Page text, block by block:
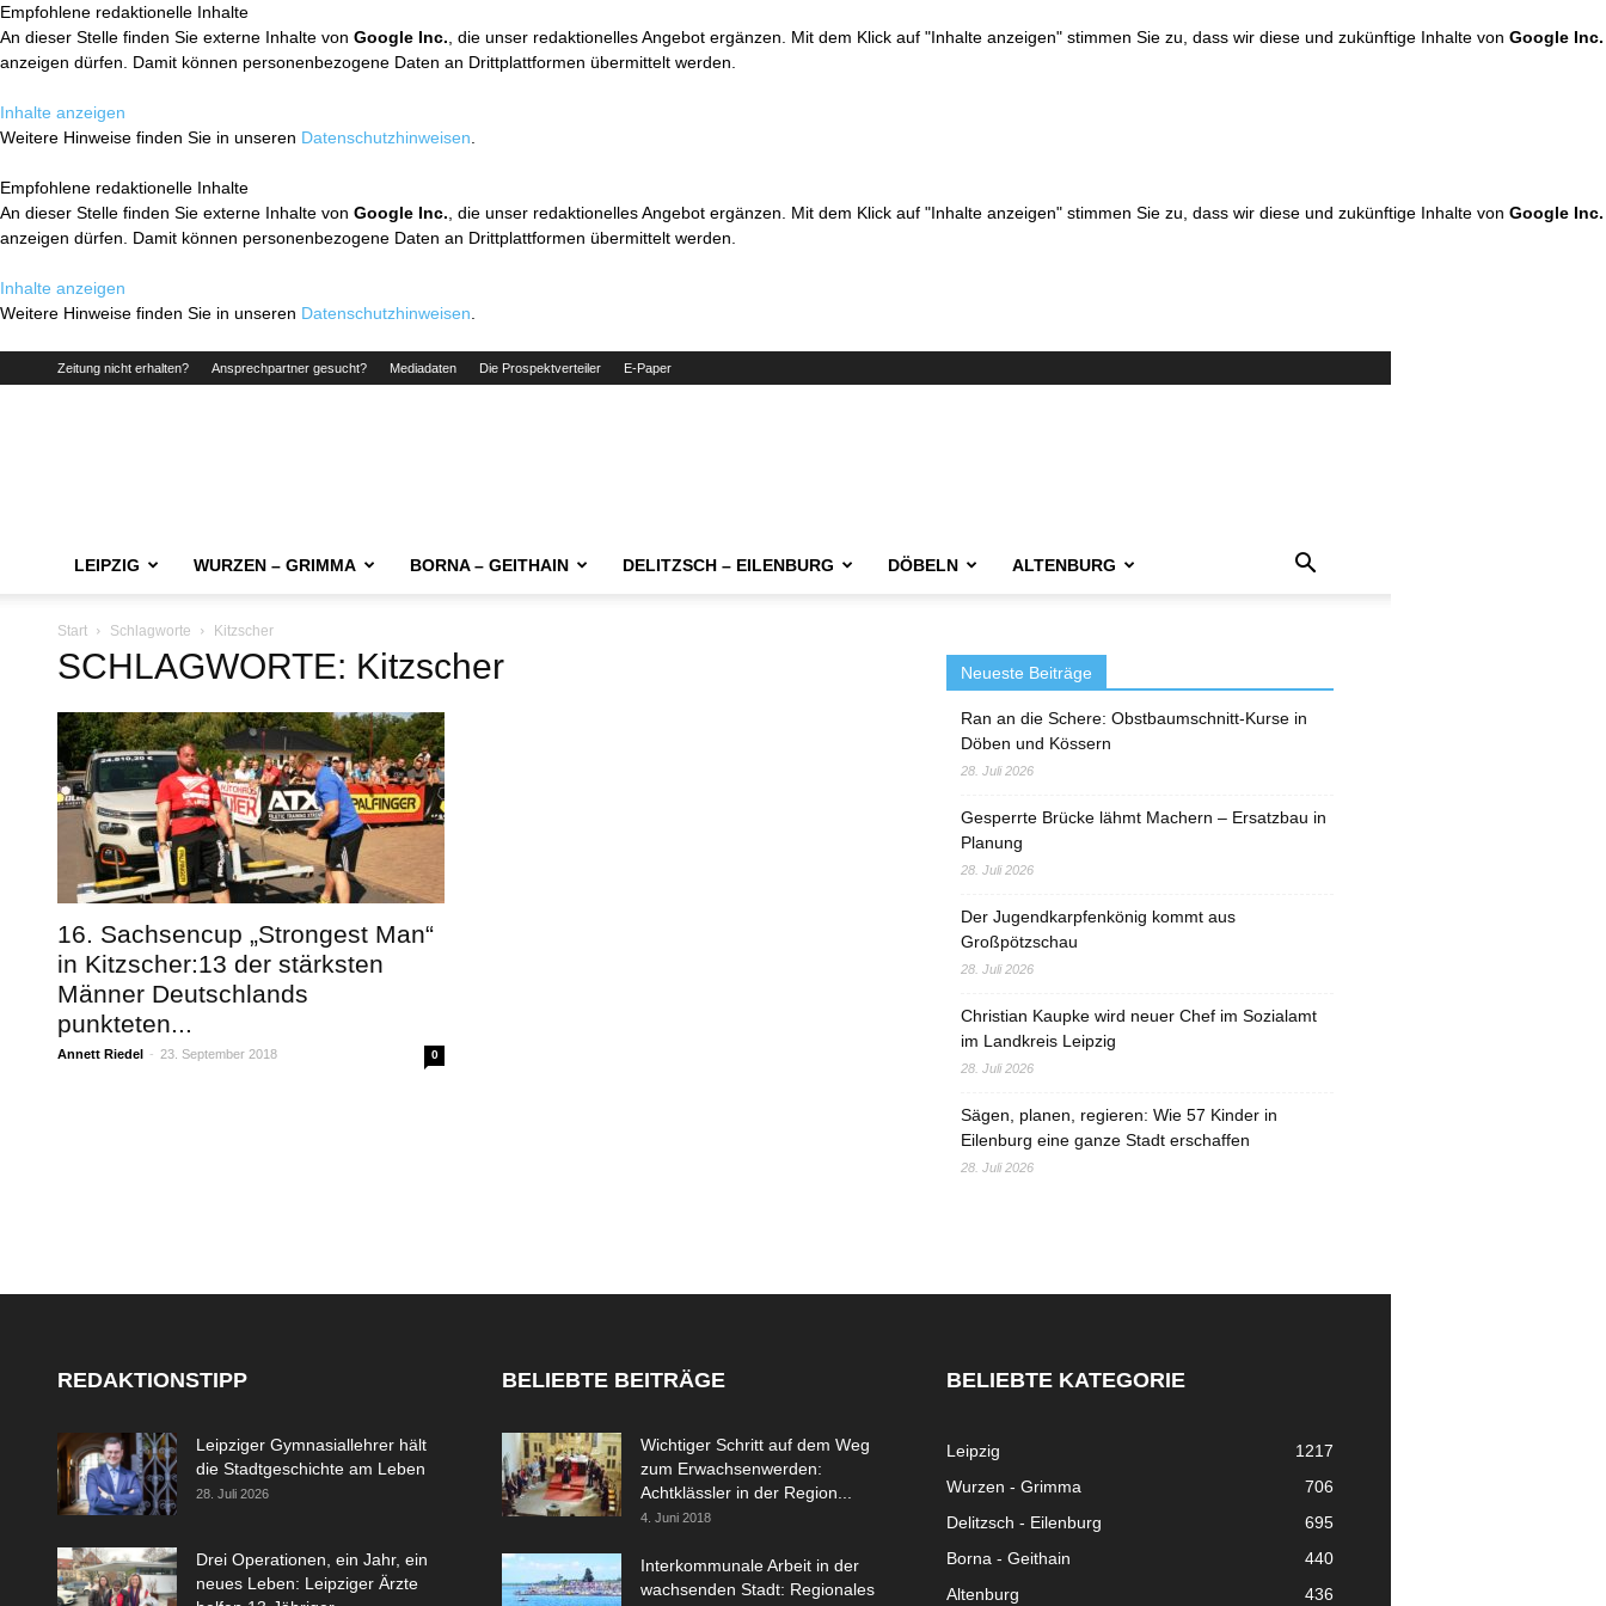
Empfohlene redaktionelle Inhalte
An dieser Stelle finden Sie externe Inhalte von Google Inc. , die unser redaktionelles Angebot ergänzen. Mit dem Klick auf "Inhalte anzeigen" stimmen Sie zu, dass wir diese und zukünftige Inhalte von Google Inc.
anzeigen dürfen. Damit können personenbezogene Daten an Drittplattformen übermittelt werden.
Inhalte anzeigen
Weitere Hinweise finden Sie in unseren Datenschutzhinweisen
Empfohlene redaktionelle Inhalte
An dieser Stelle finden Sie externe Inhalte von Google Inc. , die unser redaktionelles Angebot ergänzen. Mit dem Klick auf "Inhalte anzeigen" stimmen Sie zu, dass wir diese und zukünftige Inhalte von Google Inc.
anzeigen dürfen. Damit können personenbezogene Daten an Drittplattformen übermittelt werden.
Inhalte anzeigen
Weitere Hinweise finden Sie in unseren Datenschutzhinweisen
Zeitung nicht erhalten? Ansprechpartner gesucht? Mediadaten Die Prospektverteiler E-Paper
LEIPZIG WURZEN – GRIMMA BORNA – GEITHAIN DELITZSCH – EILENBURG DÖBELN ALTENBURG
Start Schlagworte Kitzscher
SCHLAGWORTE: Kitzscher
16. Sachsencup „Strongest Man“
in Kitzscher:13 der stärksten
Männer Deutschlands
punkteten...
Annett Riedel - 23. September 2018 0
Neueste Beiträge
Ran an die Schere: Obstbaumschnitt-Kurse in
Döben und Kössern
28. Juli 2026
Gesperrte Brücke lähmt Machern – Ersatzbau in
Planung
28. Juli 2026
Der Jugendkarpfenkönig kommt aus
Großpötzschau
28. Juli 2026
Christian Kaupke wird neuer Chef im Sozialamt
im Landkreis Leipzig
28. Juli 2026
Sägen, planen, regieren: Wie 57 Kinder in
Eilenburg eine ganze Stadt erschaffen
28. Juli 2026
REDAKTIONSTIPP
Leipziger Gymnasiallehrer hält
die Stadtgeschichte am Leben
28. Juli 2026
Drei Operationen, ein Jahr, ein
neues Leben: Leipziger Ärzte
BELIEBTE BEITRÄGE
Wichtiger Schritt auf dem Weg
zum Erwachsenwerden:
Achtklässler in der Region...
4. Juni 2018
Interkommunale Arbeit in der
wachsenden Stadt: Regionales
BELIEBTE KATEGORIE
Leipzig
1217
Wurzen - Grimma
706
Delitzsch - Eilenburg
695
Borna - Geithain
440
Altenburg
436